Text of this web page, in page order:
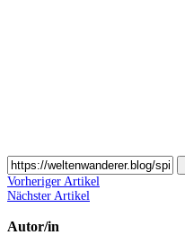
Vorheriger Artikel
Nächster Artikel
Autor/in